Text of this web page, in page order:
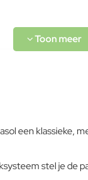
en gieten,
of een
om de
een klassieke,
stel je de